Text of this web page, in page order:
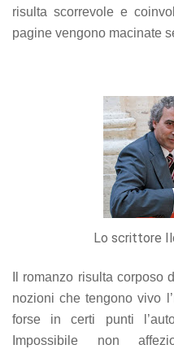
risulta scorrevole e
pagine vengono macinate
Lo scrittore
Il romanzo risulta corposo
nozioni che tengono vivo
forse in certi punti
Impossibile non
personalized
offers.